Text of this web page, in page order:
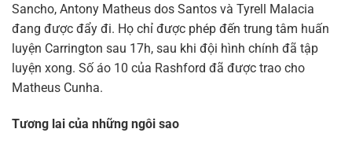
Sancho, Antony Matheus dos Santos và Tyrell Malacia
đang được đẩy đi. Họ chỉ được phép đến trung tâm huấn
luyện Carrington sau 17h, sau khi đội hình chính đã tập
luyện xong. Số áo 10 của Rashford đã được trao cho
Matheus Cunha.
Tương lai của những ngôi sao